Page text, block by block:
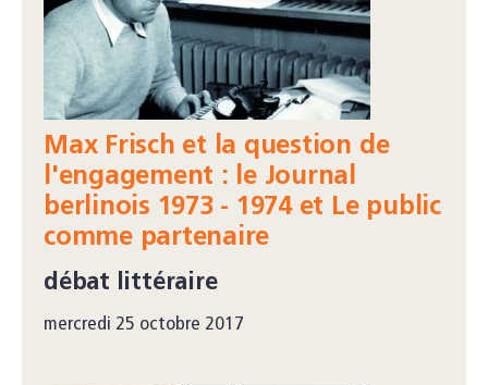
Max Frisch et la question de
l'engagement : le Journal
berlinois 1973 - 1974 et Le public
comme partenaire
débat littéraire
mercredi 25 octobre 2017